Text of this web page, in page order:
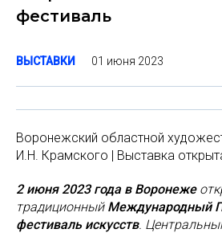
фестиваль
ВЫСТАВКИ 01 июня 2023
Воронежский областной
И.Н. Крамского | Выставка
2 июня 2023 года в Воронеже
традиционный Международный
фестиваль искусств.